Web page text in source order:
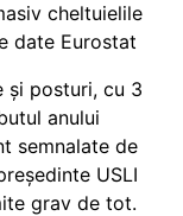
cheltuielile
date Eurostat
și posturi, cu 3
anului
semnalate de
USLI
grav de tot.